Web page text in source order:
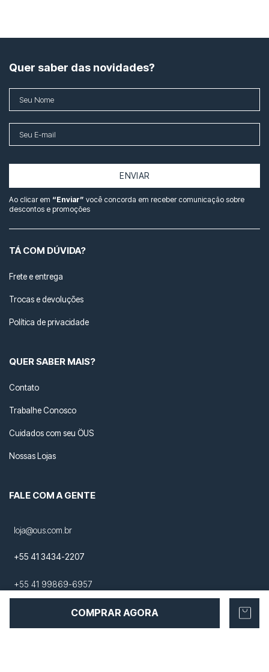
COMPRAR AGORA
Quer saber das novidades?
ENVIAR
Ao clicar em “Enviar” você concorda em receber comunicação sobre
descontos e promoções
TÁ COM DÚVIDA?
Frete e entrega
Trocas e devoluções
Política de privacidade
QUER SABER MAIS?
Contato
Trabalhe Conosco
Cuidados com seu ÖUS
Nossas Lojas
FALE COM A GENTE
loja@ous.com.br
+55 41 3434-2207
+55 41 99869-6957
NOSSAS REDES